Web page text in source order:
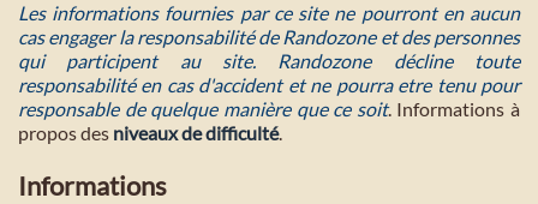
Les informations fournies par ce site ne pourront en aucun
cas engager la responsabilité de Randozone et des personnes
qui participent au site. Randozone décline toute
responsabilité en cas d'accident et ne pourra etre tenu pour
responsable de quelque manière que ce soit. Informations à
propos des niveaux de difficulté.
Informations